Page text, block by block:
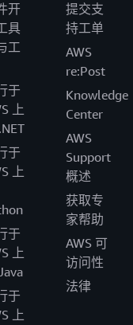
开
具
工
于
上
于
上
于
上
于
上
提交支
持工单
AWS
re:Post
Knowledge
Center
AWS
Support
概述
获取专
家帮助
AWS 可
访问性
法律